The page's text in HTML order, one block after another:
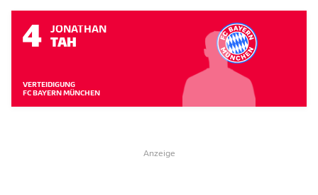
4 JONATHAN
TAH
VERTEIDIGUNG
FC BAYERN MÜNCHEN
Anzeige